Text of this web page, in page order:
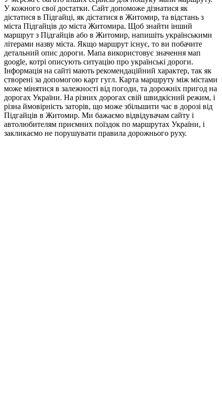
У кожного свої достатки. Сайт допоможе дізнатися як
дістатися в Підгайці, як дістатися в Житомир, та відстань з
міста Підгайців до міста Житомира. Щоб знайти інший
маршрут з Підгайців або в Житомир, напишіть українськими
літерами назву міста. Якщо маршрут існує, то ви побачите
детальний опис дороги. Мапа використовує значення мап
google, котрі описують ситуацію про українські дороги.
Інформація на сайті мають рекомендаційний характер, так як
створені за допомогою карт гугл. Карта маршруту між містами
може мінятися в залежності від погоди, та дорожніх пригод на
дорогах України. На різних дорогах свій швидкісний режим, і
різна ймовірність заторів, що може збільшити час в дорозі від
Підгайців в Житомир. Ми бажаємо відвідувачам сайту і
автолюбителям приємних поїздок по маршрутах України, і
закликаємо не порушувати правила дорожнього руху.